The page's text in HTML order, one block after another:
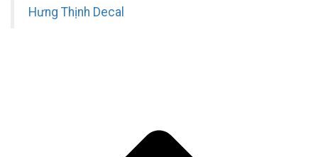
Hưng Thịnh Decal